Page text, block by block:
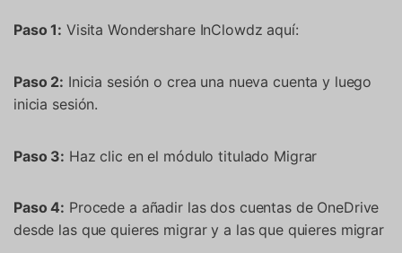
Paso 1: Visita Wondershare InClowdz aquí:
Paso 2: Inicia sesión o crea una nueva cuenta y luego
inicia sesión.
Paso 3: Haz clic en el módulo titulado Migrar
Paso 4: Procede a añadir las dos cuentas de OneDrive
desde las que quieres migrar y a las que quieres migrar
Recupera y transfiere datos fácilmente
Abrir App